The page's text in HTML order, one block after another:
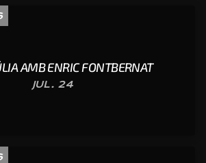
AMB ENRIC FONTBERNAT
JUL. 24